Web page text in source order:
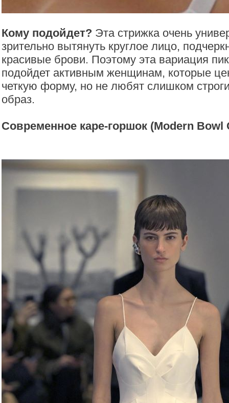
Кому подойдет? Эта стрижка очень
зрительно вытянуть круглое лицо,
красивые брови. Поэтому эта вариация
подойдет активным женщинам, которые
четкую форму, но не любят слишком
образ.
Современное каре-горшок (Modern Bowl